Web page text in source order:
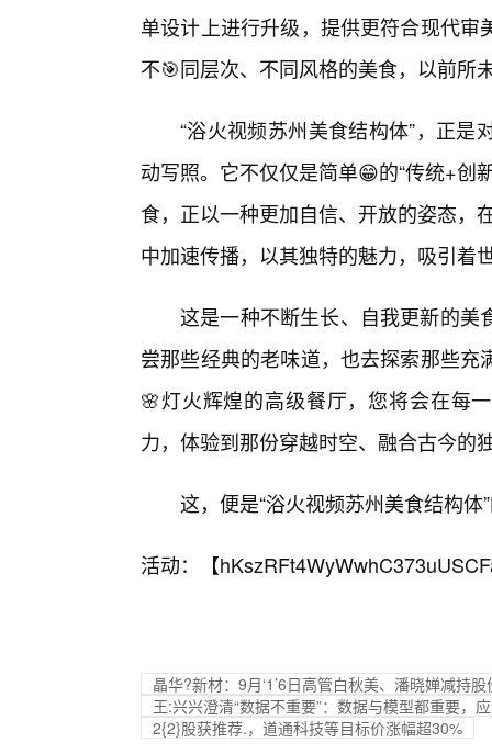
单设计上进行升级，提供更符合现代
不🎯同层次、不同风格的美食，以前所
“浴火视频苏州美食结构体”，正
动写照。它不仅仅是简单😁的“传统+创
食，正以一种更加自信、开放的姿态，
中加速传播，以其独特的魅力，吸引着
这是一种不断生长、自我更新的美
尝那些经典的老味道，也去探索那些
🌸灯火辉煌的高级餐厅，您将会在每
力，体验到那份穿越时空、融合古今的
这，便是“浴火视频苏州美食结构
活动：【
晶华?新材：9月‘1’6日高管白秋美、潘晓婵减持
王:兴兴澄清“数据不重要”：数据与模型都重要，
2{2}股获推荐.，道通科技等目标价涨幅超30%